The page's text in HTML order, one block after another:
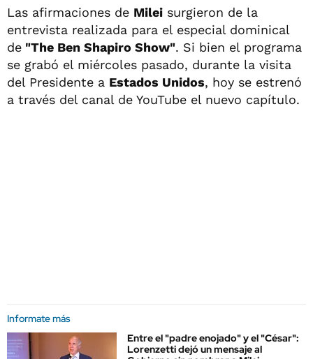
Las afirmaciones de Milei surgieron de la
entrevista realizada para el especial dominical
de "The Ben Shapiro Show". Si bien el programa
se grabó el miércoles pasado, durante la visita
del Presidente a Estados Unidos, hoy se estrenó
a través del canal de YouTube el nuevo capítulo.
Informate más
Entre el "padre enojado" y el "César":
Lorenzetti dejó un mensaje al